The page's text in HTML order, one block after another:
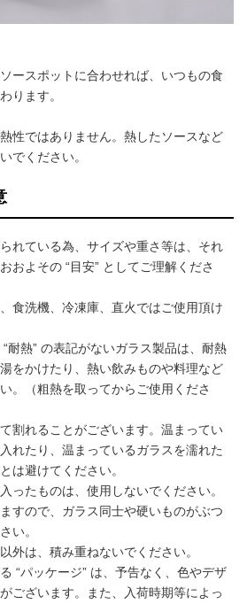
ースポットに合わせれば、いつもの食
ります。
性ではありません。熱したソースなど
でください。
れている為、サイズや重さ等は、それ
およその “目安” としてご理解くださ
食洗機、冷凍庫、直火ではご使用頂け
耐熱” の表記がないガラス製品は、耐熱
をかけたり、熱い飲みものや料理など
。（粗熱を取ってからご使用くださ
割れることがございます。温まってい
れたり、温まっているガラスを濡れた
は避けてください。
ったものは、使用しないでください。
すので、ガラス同士や硬いものがぶつ
い。
外は、積み重ねないでください。
“パッケージ” は、予告なく、色やデザ
ございます。また、入荷時期等によっ